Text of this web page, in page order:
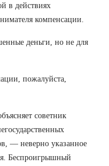
в действиях
компенсации.
деньги, но не для
пожалуйста,
советник
— неверно указанное
Беспроигрышный